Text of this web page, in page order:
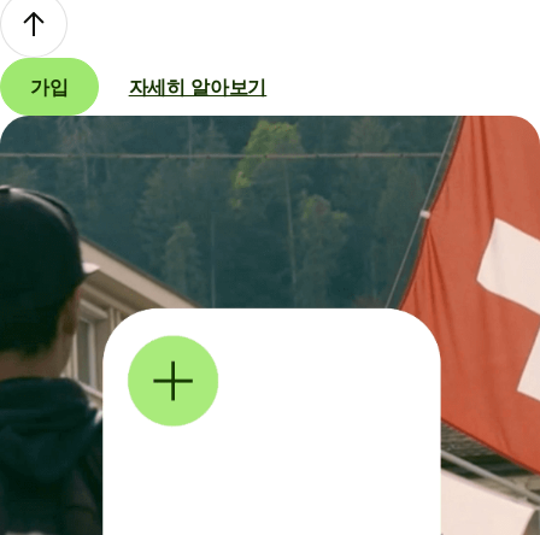
가입 자세히 알아보기